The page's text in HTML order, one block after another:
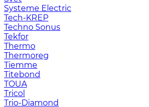
Systeme Electric
Tech-KREP
Techno Sonus
Tekfor
Thermo
Thermoreg
Tiemme
Titebond
TOUA
Tricol
Trio-Diamond